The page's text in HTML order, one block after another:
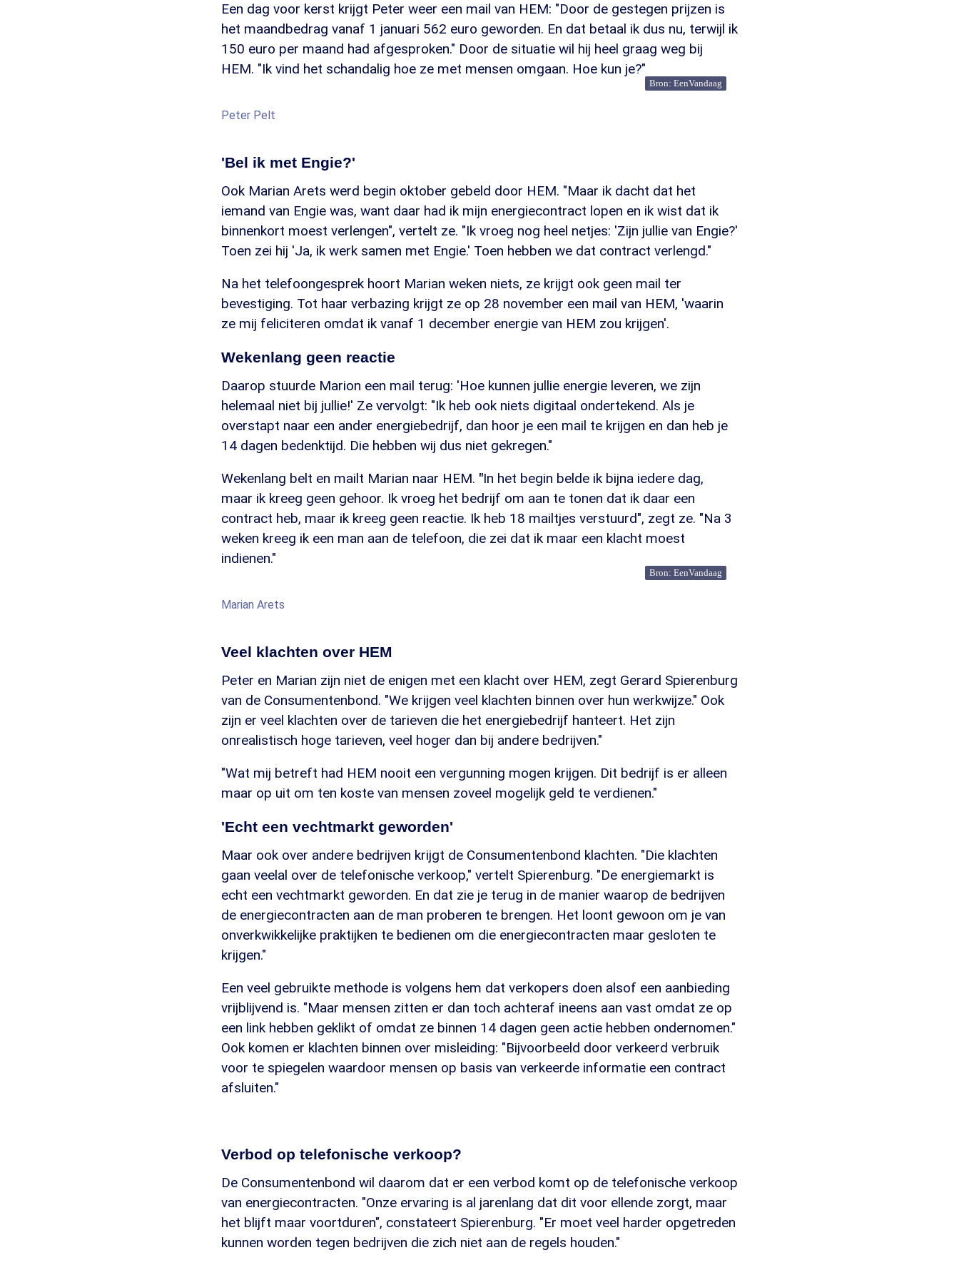
Een dag voor kerst krijgt Peter weer een mail van HEM: "Door de gestegen prijzen is
het maandbedrag vanaf 1 januari 562 euro geworden. En dat betaal ik dus nu, terwijl ik
150 euro per maand had afgesproken." Door de situatie wil hij heel graag weg bij
HEM. "Ik vind het schandalig hoe ze met mensen omgaan. Hoe kun je?"
Bron: EenVandaag
Peter Pelt
'Bel ik met Engie?'
Ook Marian Arets werd begin oktober gebeld door HEM. "Maar ik dacht dat het
iemand van Engie was, want daar had ik mijn energiecontract lopen en ik wist dat ik
binnenkort moest verlengen", vertelt ze. "Ik vroeg nog heel netjes: 'Zijn jullie van Engie?'
Toen zei hij 'Ja, ik werk samen met Engie.' Toen hebben we dat contract verlengd."
Na het telefoongesprek hoort Marian weken niets, ze krijgt ook geen mail ter
bevestiging. Tot haar verbazing krijgt ze op 28 november een mail van HEM, 'waarin
ze mij feliciteren omdat ik vanaf 1 december energie van HEM zou krijgen'.
Wekenlang geen reactie
Daarop stuurde Marion een mail terug: 'Hoe kunnen jullie energie leveren, we zijn
helemaal niet bij jullie!' Ze vervolgt: "Ik heb ook niets digitaal ondertekend. Als je
overstapt naar een ander energiebedrijf, dan hoor je een mail te krijgen en dan heb je
14 dagen bedenktijd. Die hebben wij dus niet gekregen."
Wekenlang belt en mailt Marian naar HEM. "In het begin belde ik bijna iedere dag,
maar ik kreeg geen gehoor. Ik vroeg het bedrijf om aan te tonen dat ik daar een
contract heb, maar ik kreeg geen reactie. Ik heb 18 mailtjes verstuurd", zegt ze. "Na 3
weken kreeg ik een man aan de telefoon, die zei dat ik maar een klacht moest
indienen."
Bron: EenVandaag
Marian Arets
Veel klachten over HEM
Peter en Marian zijn niet de enigen met een klacht over HEM, zegt Gerard Spierenburg
van de Consumentenbond. "We krijgen veel klachten binnen over hun werkwijze." Ook
zijn er veel klachten over de tarieven die het energiebedrijf hanteert. Het zijn
onrealistisch hoge tarieven, veel hoger dan bij andere bedrijven."
"Wat mij betreft had HEM nooit een vergunning mogen krijgen. Dit bedrijf is er alleen
maar op uit om ten koste van mensen zoveel mogelijk geld te verdienen."
'Echt een vechtmarkt geworden'
Maar ook over andere bedrijven krijgt de Consumentenbond klachten. "Die klachten
gaan veelal over de telefonische verkoop," vertelt Spierenburg. "De energiemarkt is
echt een vechtmarkt geworden. En dat zie je terug in de manier waarop de bedrijven
de energiecontracten aan de man proberen te brengen. Het loont gewoon om je van
onverkwikkelijke praktijken te bedienen om die energiecontracten maar gesloten te
krijgen."
Een veel gebruikte methode is volgens hem dat verkopers doen alsof een aanbieding
vrijblijvend is. "Maar mensen zitten er dan toch achteraf ineens aan vast omdat ze op
een link hebben geklikt of omdat ze binnen 14 dagen geen actie hebben ondernomen."
Ook komen er klachten binnen over misleiding: "Bijvoorbeeld door verkeerd verbruik
voor te spiegelen waardoor mensen op basis van verkeerde informatie een contract
afsluiten."
Verbod op telefonische verkoop?
De Consumentenbond wil daarom dat er een verbod komt op de telefonische verkoop
van energiecontracten. "Onze ervaring is al jarenlang dat dit voor ellende zorgt, maar
het blijft maar voortduren", constateert Spierenburg. "Er moet veel harder opgetreden
kunnen worden tegen bedrijven die zich niet aan de regels houden."